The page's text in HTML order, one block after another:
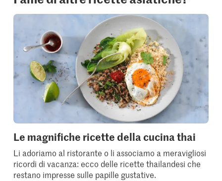
Le magnifiche ricette della cucina thai
Li adoriamo al ristorante o li associamo a meravigliosi
ricordi di vacanza: ecco delle ricette thailandesi che
restano impresse sulle papille gustative.